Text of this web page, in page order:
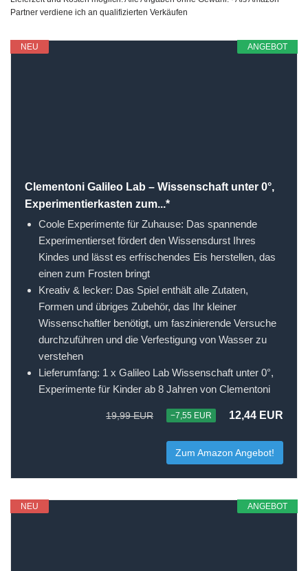
Partner verdiene ich an qualifizierten Verkäufen
ANGEBOT
NEU
Clementoni Galileo Lab – Wissenschaft unter 0°,
Experimentierkasten zum...*
Coole Experimente für Zuhause: Das spannende
Experimentierset fördert den Wissensdurst Ihres
Kindes und lässt es erfrischendes Eis herstellen, das
einen zum Frosten bringt
Kreativ & lecker: Das Spiel enthält alle Zutaten,
Formen und übriges Zubehör, das Ihr kleiner
Wissenschaftler benötigt, um faszinierende Versuche
durchzuführen und die Verfestigung von Wasser zu
verstehen
Lieferumfang: 1 x Galileo Lab Wissenschaft unter 0°,
Experimente für Kinder ab 8 Jahren von Clementoni
19,99 EUR −7,55 EUR 12,44 EUR
Zum Amazon Angebot!
ANGEBOT
NEU